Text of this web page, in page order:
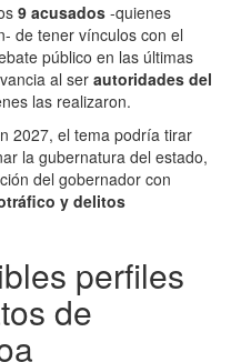
9 acusados -quienes
de tener vínculos con el
público en las últimas
al ser autoridades del
las realizaron.
2027, el tema podría tirar
la gubernatura del estado,
del gobernador con
y delitos
perfiles
de